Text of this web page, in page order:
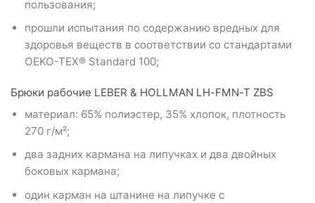
пользования;
прошли испытания по содержанию вредных для
здоровья веществ в соответствии со стандартами
OEKO-TEX® Standard 100;
Брюки рабочие LEBER & HOLLMAN LH-FMN-T ZBS
материал: 65% полиэстер, 35% хлопок, плотность
270 г/м²;
два задних кармана на липучках и два двойных
боковых кармана;
один карман на штанине на липучке с